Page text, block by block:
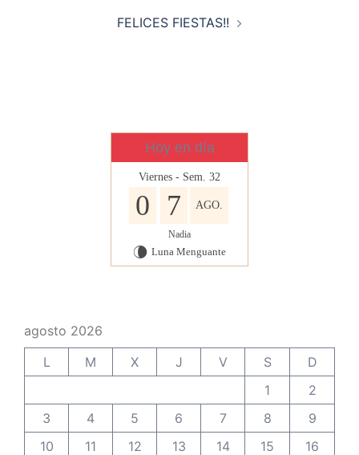
FELICES FIESTAS!!
Hoy en día
Viernes - Sem. 32
0 7 AGO.
Nadia
V Luna Menguante
agosto 2026
L
M X J V S
D
1
2
3
4 5 6 7 8
9
10
11 12 13 14 15
16